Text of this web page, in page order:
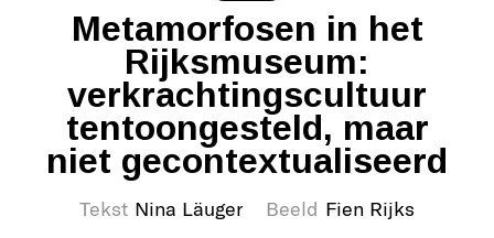
Metamorfosen in het
Rijksmuseum:
verkrachtingscultuur
tentoongesteld, maar
niet gecontextualiseerd
Tekst Nina Läuger Beeld Fien Rijks